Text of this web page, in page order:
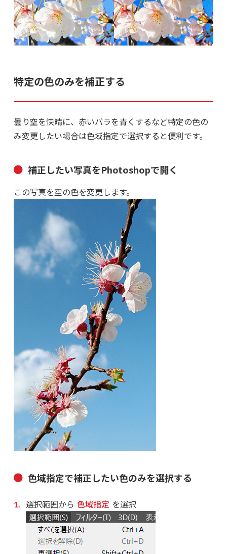
特定の色のみを補正する
曇り空を快晴に、赤いバラを青くするなど特定の色の
み変更したい場合は色域指定で選択すると便利です。
補正したい写真をPhotoshopで開く
この写真を空の色を変更します。
色域指定で補正したい色のみを選択する
選択範囲から 色域指定 を選択